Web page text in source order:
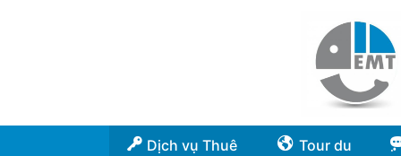
Dịch vụ Thuê
Tour du